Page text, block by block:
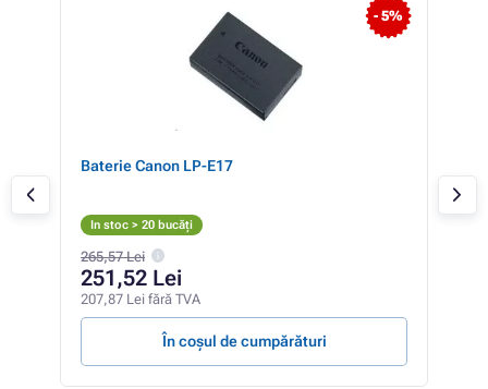
- 5%
Baterie Canon LP-E17
In stoc > 20 bucăți
265,57 Lei
251,52 Lei
207,87 Lei fără TVA
În coșul de cumpărături